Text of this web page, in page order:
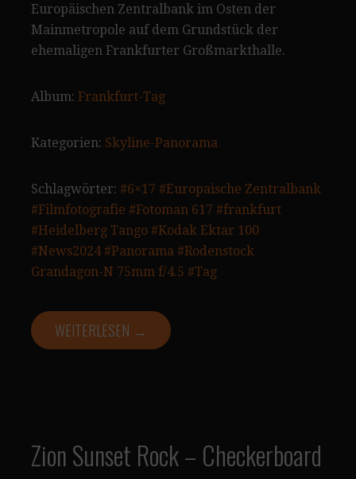
Europäischen Zentralbank im Osten der
Mainmetropole auf dem Grundstück der
ehemaligen Frankfurter Großmarkthalle.
Album: Frankfurt-Tag
Kategorien: Skyline-Panorama
Schlagwörter: #6×17 #Europaische Zentralbank
#Filmfotografie #Fotoman 617 #frankfurt
#Heidelberg Tango #Kodak Ektar 100
#News2024 #Panorama #Rodenstock
Grandagon-N 75mm f/4.5 #Tag
WEITERLESEN →
Zion Sunset Rock – Checkerboard